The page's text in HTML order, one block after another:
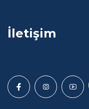
İletişim